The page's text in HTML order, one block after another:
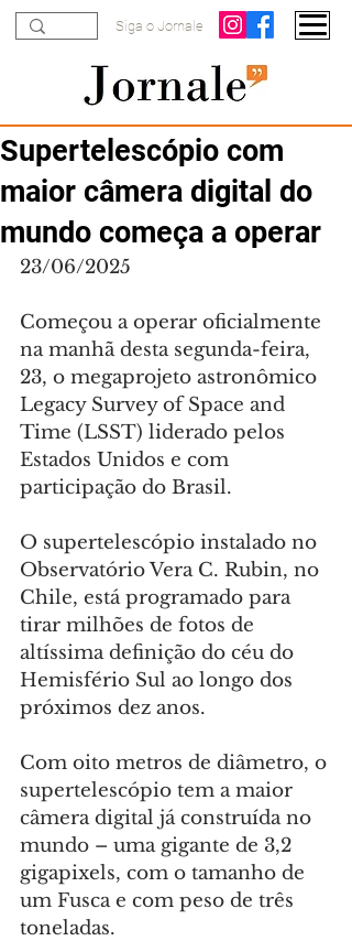
Siga o Jornale
Supertelescópio com
maior câmera digital do
mundo começa a operar
23/06/2025
Começou a operar oficialmente
na manhã desta segunda-feira,
23, o megaprojeto astronômico
Legacy Survey of Space and
Time (LSST) liderado pelos
Estados Unidos e com
participação do Brasil.
O supertelescópio instalado no
Observatório Vera C. Rubin, no
Chile, está programado para
tirar milhões de fotos de
altíssima definição do céu do
Hemisfério Sul ao longo dos
próximos dez anos.
Com oito metros de diâmetro, o
supertelescópio tem a maior
câmera digital já construída no
mundo – uma gigante de 3,2
gigapixels, com o tamanho de
um Fusca e com peso de três
toneladas.